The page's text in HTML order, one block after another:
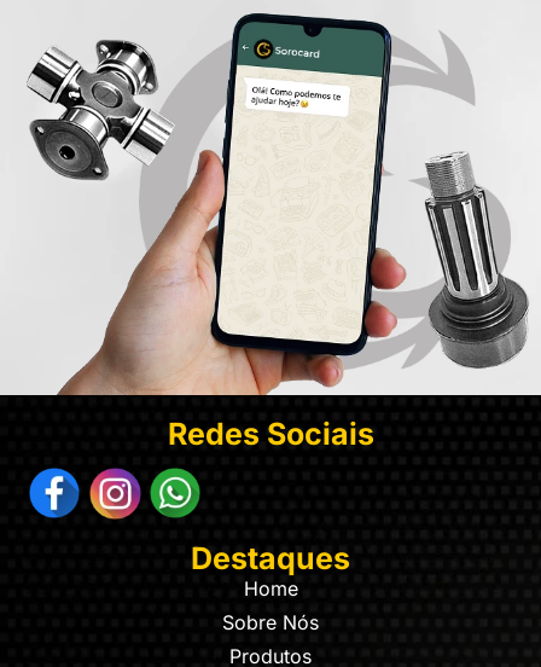
Redes Sociais
Destaques
Home
Sobre Nós
Produtos